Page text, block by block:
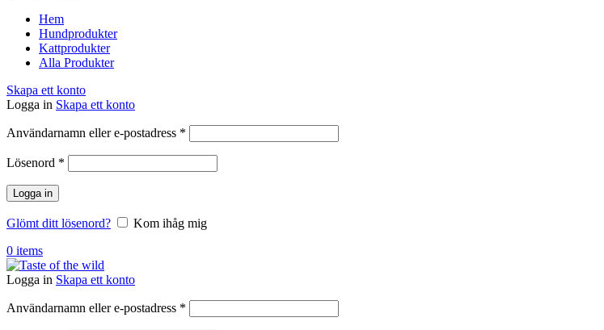
Hem
Hundprodukter
Kattprodukter
Alla Produkter
Skapa ett konto
Logga in Skapa ett konto
Användarnamn eller e-postadress *
Lösenord *
Logga in
Glömt ditt lösenord?
Kom ihåg mig
0 items
Logga in Skapa ett konto
Användarnamn eller e-postadress *